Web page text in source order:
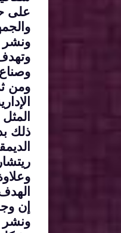
على
والجمهور
ونشر
ومن
ذلك
إن
ونشر